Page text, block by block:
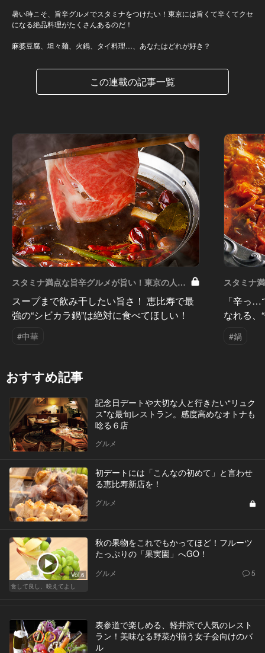
暑い時こそ、旨辛グルメでスタミナをつけたい！東京には旨くて辛くてクセ
になる絶品料理がたくさんあるのだ！
麻婆豆腐、坦々麺、火鍋、タイ料理…、あなたはどれが好き？
この連載の記事一覧
スタミナ満点な旨辛グルメが旨い！東京の人気
店へ Vol.6
スープまで飲み干したい旨さ！ 恵比寿で最
強の“シビカラ鍋”は絶対に食べてほしい！
#中華
スタミナ
店へ Vol.5
「辛っ
なれる、
#鍋
おすすめ記事
記念日デートや大切な人と行きたい“リュク
ス”な最旬レストラン。感度高めなオトナも
唸る６店
グルメ
初デートには「こんなの初めて」と言わせ
る恵比寿新店を！
グルメ
Vol.6
食して良し、映えてよし
秋の果物をこれでもかってほど！フルーツ
たっぷりの「果実園」へGO！
グルメ 5
表参道で楽しめる、軽井沢で人気のレスト
ラン！美味なる野菜が揃う女子会向けのバ
ル